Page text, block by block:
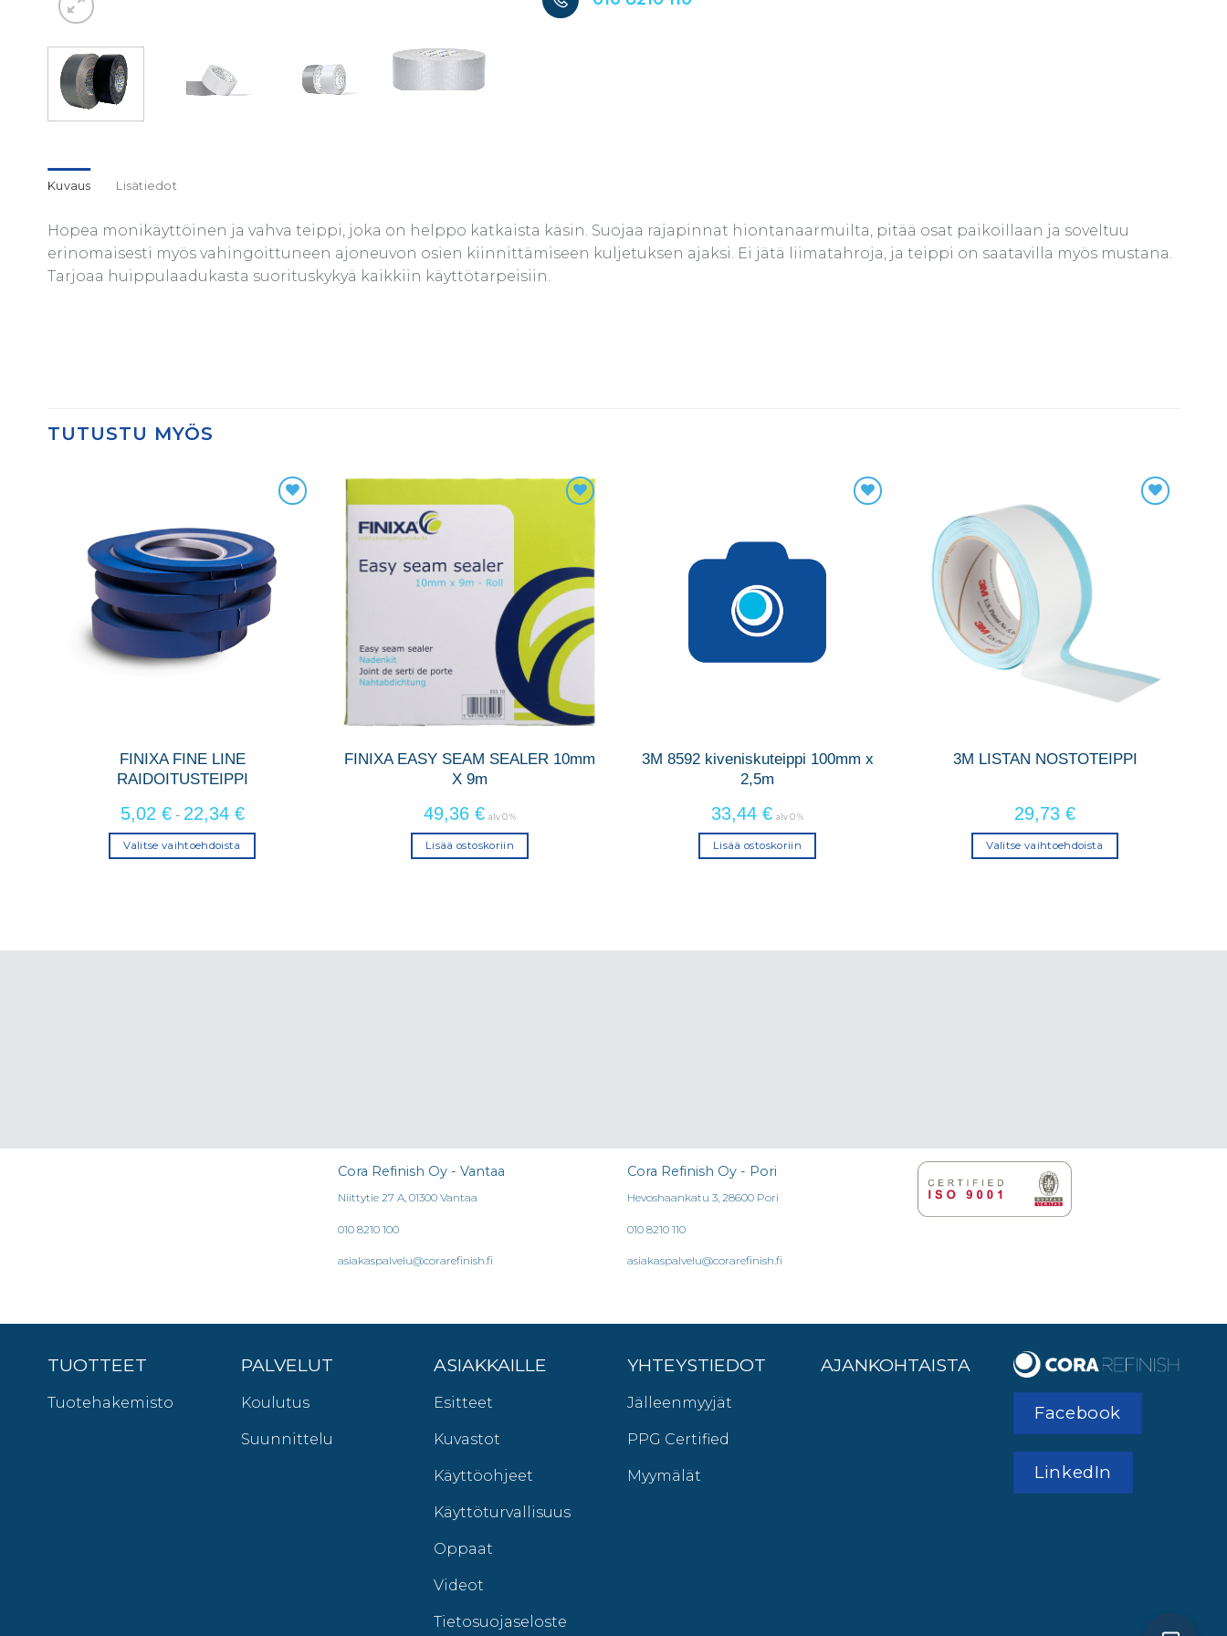
Kuvaus Lisätiedot
Hopea monikäyttöinen ja vahva teippi, joka on helppo katkaista käsin. Suojaa rajapinnat hiontanaarmuilta, pitää osat paikoillaan ja soveltuu
erinomaisesti myös vahingoittuneen ajoneuvon osien kiinnittämiseen kuljetuksen ajaksi. Ei jätä liimatahroja, ja teippi on saatavilla myös mustana.
Tarjoaa huippulaadukasta suorituskykyä kaikkiin käyttötarpeisiin.
TUTUSTU MYÖS
FINIXA FINE LINE
RAIDOITUSTEIPPI
5,02 €- 22,34 €
Valitse vaihtoehdoista
muunnelma.
FINIXA EASY SEAM SEALER 10mm
X 9m
49,36 € alv 0 %
Lisää ostoskoriin
3M 8592 kiveniskuteippi 100mm x
2,5m
33,44 € alv 0 %
Lisää ostoskoriin
3M LISTAN NOSTOTEIPPI
29,73 €
Valitse vaihtoehdoista
muunnelma.
Cora Refinish Oy - Vantaa
Niittytie 27 A, 01300 Vantaa
010 8210 100
asiakaspalvelu@corarefinish.fi
Cora Refinish Oy - Pori
Hevoshaankatu 3, 28600 Pori
010 8210 110
asiakaspalvelu@corarefinish.fi
TUOTTEET
Tuotehakemisto
PALVELUT
Koulutus
Suunnittelu
ASIAKKAILLE
Esitteet
Kuvastot
Käyttöohjeet
Käyttöturvallisuus
Oppaat
Videot
Tietosuojaseloste
YHTEYSTIEDOT
Jälleenmyyjät
PPG Certified
Myymälät
AJANKOHTAISTA
Facebook
LinkedIn